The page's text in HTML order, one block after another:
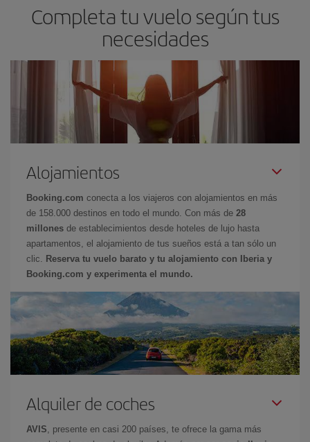
Completa tu vuelo según tus
necesidades
Alojamientos
Booking.com conecta a los viajeros con alojamientos en más
de 158.000 destinos en todo el mundo. Con más de 28
millones de establecimientos desde hoteles de lujo hasta
apartamentos, el alojamiento de tus sueños está a tan sólo un
clic.
Reserva tu vuelo barato y tu alojamiento con Iberia y
Booking.com y experimenta el mundo.
Alquiler de coches
AVIS , presente en casi 200 países, te ofrece la gama más